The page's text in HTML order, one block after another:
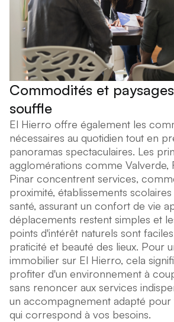
Commodités et
souffle
El Hierro offre également les
nécessaires au quotidien tout en
panoramas spectaculaires. Les
agglomérations comme Valverde,
Pinar concentrent services,
proximité, établissements
santé, assurant un confort de vie
déplacements restent simples et
points d'intérêt naturels sont
praticité et beauté des lieux. Pour
immobilier sur El Hierro, cela
profiter d'un environnement à
sans renoncer aux services
un accompagnement adapté
qui correspond à vos besoins.